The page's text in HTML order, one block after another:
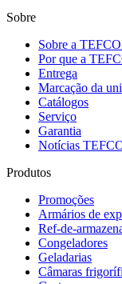
Sobre
Sobre a
Por que a
Entrega
Marcação da
Catálogos
Serviço
Garantia
Notícias
Produtos
Promoções
Armários de
Ref-de-
Congeladores
Geladarias
Câmaras